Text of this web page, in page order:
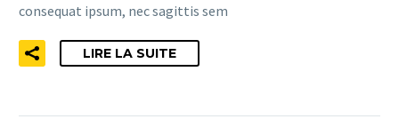
consequat ipsum, nec sagittis sem
LIRE LA SUITE